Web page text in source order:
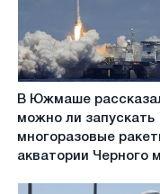
В
можно
запускать
В Южмаше
можно ли запускать
многоразовые
акватории Черного